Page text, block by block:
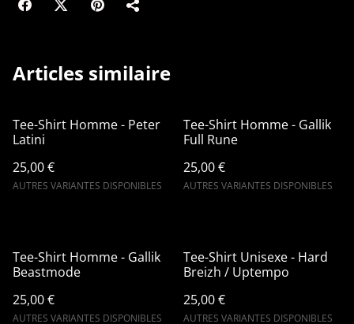
Articles similaire
Tee-Shirt Homme - Peter
Latini
25,00 €
AUTRES VARIANTES DISPONIBLES
Tee-Shirt Homme - Gallik
Full Rune
25,00 €
AUTRES VARIANTES DISPONIBLES
Tee-Shirt Homme - Gallik
Beastmode
25,00 €
AUTRES VARIANTES DISPONIBLES
Tee-Shirt Unisexe - Hard
Breizh / Uptempo
25,00 €
AUTRES VARIANTES DISPONIBLES